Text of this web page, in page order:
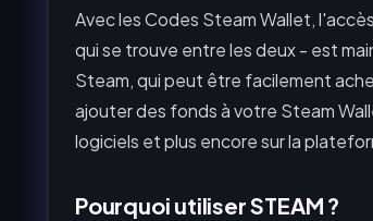
Avec les Codes Steam Wallet,
qui se trouve entre les deux - est
Steam, qui peut être facilement
ajouter des fonds à votre Steam
logiciels et plus encore sur la
Pourquoi utiliser STEAM ?